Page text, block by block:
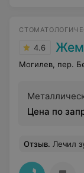
4.6
Могилев, пер.
Цена по
Отзыв. Лечил зубы